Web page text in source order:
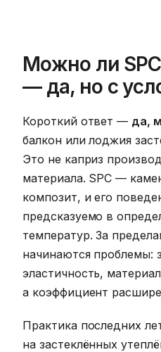
Можно ли
— да, но с
Короткий ответ — да,
балкон или лоджия
Это не каприз
материала. SPC —
композит, и его
предсказуемо в
температур. За
начинаются проблемы:
эластичность,
а коэффициент
Практика последних
на застеклённых